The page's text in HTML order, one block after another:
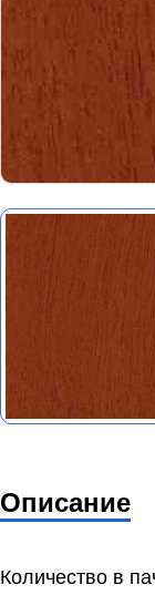
Описание
Количество в